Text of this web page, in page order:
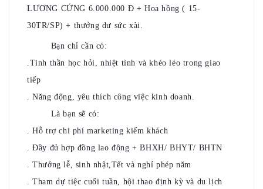
LƯƠNG CỨNG 6.000.000 Đ + Hoa hồng ( 15-
30TR/SP) + thưởng dư sức xài.
Bạn chỉ cần có:
.Tinh thần học hỏi, nhiệt tình và khéo léo trong giao
tiếp
. Năng động, yêu thích công việc kinh doanh.
Là bạn sẽ có:
. Hỗ trợ chi phí marketing kiếm khách
. Đầy đủ hợp đồng lao động + BHXH/ BHYT/ BHTN
. Thưởng lễ, sinh nhật,Tết và nghỉ phép năm
. Tham dự tiệc cuối tuần, hội thao định kỳ và du lịch